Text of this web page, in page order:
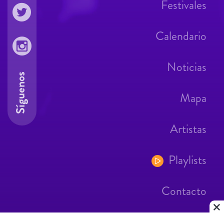
Festivales
Calendario
Noticias
Mapa
Artistas
Playlists
Contacto
Síguenos